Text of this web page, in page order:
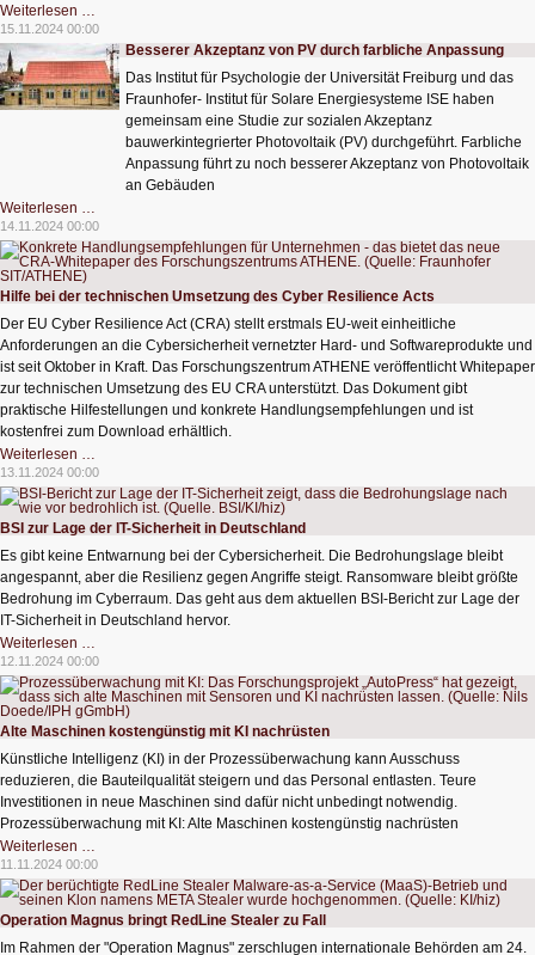
Weiterlesen …
Triebwerk
für
umweltneutrales
Fliegen
15.11.2024 00:00
Besserer Akzeptanz von PV durch farbliche Anpassung
Das Institut für Psychologie der Universität Freiburg und das
Fraunhofer- Institut für Solare Energiesysteme ISE haben
gemeinsam eine Studie zur sozialen Akzeptanz
bauwerkintegrierter Photovoltaik (PV) durchgeführt. Farbliche
Anpassung führt zu noch besserer Akzeptanz von Photovoltaik
an Gebäuden
Weiterlesen …
Akzeptanz
von
PV
durch
Anpassung
14.11.2024 00:00
Hilfe bei der technischen Umsetzung des Cyber Resilience Acts
Der EU Cyber Resilience Act (CRA) stellt erstmals EU-weit einheitliche
Anforderungen an die Cybersicherheit vernetzter Hard- und Softwareprodukte und
ist seit Oktober in Kraft. Das Forschungszentrum ATHENE veröffentlicht Whitepaper
zur technischen Umsetzung des EU CRA unterstützt. Das Dokument gibt
praktische Hilfestellungen und konkrete Handlungsempfehlungen und ist
kostenfrei zum Download erhältlich.
Weiterlesen …
bei
der
technischen
Umsetzung
des
Resilience
Acts
13.11.2024 00:00
BSI zur Lage der IT-Sicherheit in Deutschland
Es gibt keine Entwarnung bei der Cybersicherheit. Die Bedrohungslage bleibt
angespannt, aber die Resilienz gegen Angriffe steigt. Ransomware bleibt größte
Bedrohung im Cyberraum. Das geht aus dem aktuellen BSI-Bericht zur Lage der
IT-Sicherheit in Deutschland hervor.
Weiterlesen …
zur
Lage
der
IT-
Sicherheit
in
Deutschland
12.11.2024 00:00
Alte Maschinen kostengünstig mit KI nachrüsten
Künstliche Intelligenz (KI) in der Prozessüberwachung kann Ausschuss
reduzieren, die Bauteilqualität steigern und das Personal entlasten. Teure
Investitionen in neue Maschinen sind dafür nicht unbedingt notwendig.
Prozessüberwachung mit KI: Alte Maschinen kostengünstig nachrüsten
Weiterlesen …
Maschinen
kostengünstig
mit
KI
nachrüsten
11.11.2024 00:00
Operation Magnus bringt RedLine Stealer zu Fall
Im Rahmen der "Operation Magnus" zerschlugen internationale Behörden am 24.